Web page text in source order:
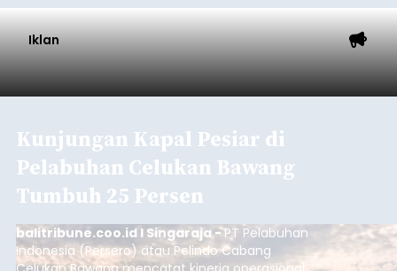
Iklan
Kunjungan Kapal Pesiar di
Pelabuhan Celukan Bawang
Tumbuh 25 Persen
balitribune.coo.id I Singaraja -PT Pelabuhan
Indonesia (Persero) atau Pelindo Cabang